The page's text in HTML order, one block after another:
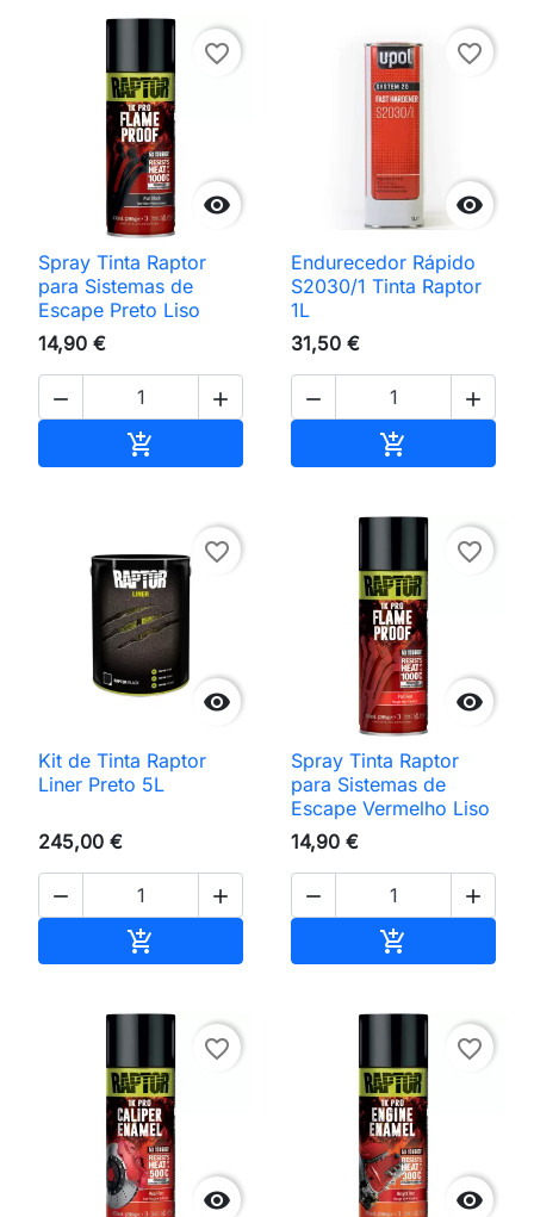

favorite_border
Spray Tinta Raptor
para Sistemas de
Escape Preto Liso
14,90 €
 


favorite_border
Endurecedor Rápido
S2030/1 Tinta Raptor
1L
31,50 €
 


favorite_border
Kit de Tinta Raptor
Liner Preto 5L
245,00 €
 


favorite_border
Spray Tinta Raptor
para Sistemas de
Escape Vermelho Liso
14,90 €
 


favorite_border

favorite_border